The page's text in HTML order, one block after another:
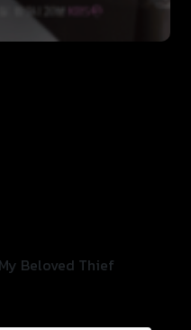
Beloved Thief